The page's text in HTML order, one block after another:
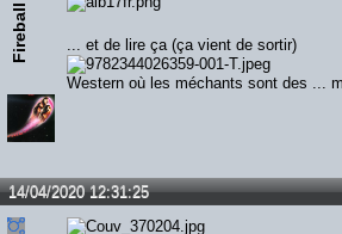
Fireball ... et de lire ça (ça vient de sortir)
Western où les méchants sont des ...
14/04/2020 12:31:25